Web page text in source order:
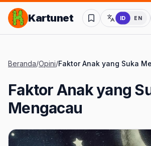
Lompat ke Konten Utama
Kartunet ID EN
Beranda/Opini/Faktor Anak yang Suka
Faktor Anak yang
Mengacau